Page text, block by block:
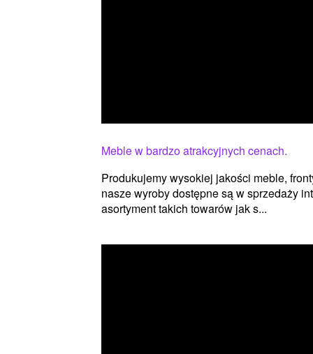
Meble w bardzo atrakcyjnych cenach.
Produkujemy wysokiej jakości meble,
nasze wyroby dostępne są w sprzedaży
asortyment takich towarów jak s...